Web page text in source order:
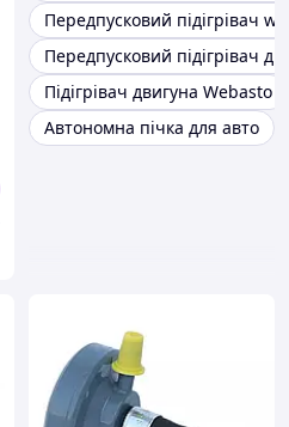
Передпусковий підігрівач
Передпусковий підігрівач
Підігрівач двигуна Webasto
Автономна пічка для авто